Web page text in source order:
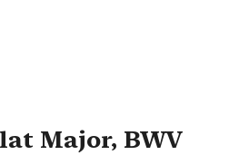
Major, BWV